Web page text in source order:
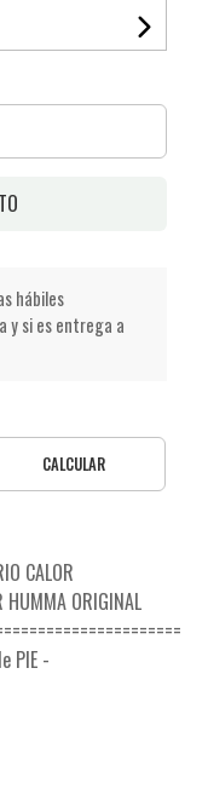
hábiles
y si es entrega a
CALCULAR
CALOR
HUMMA ORIGINAL
PIE -